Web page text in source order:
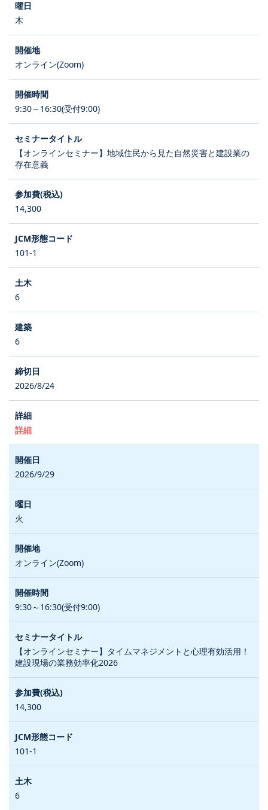
木
オンライン(Zoom)
9:30～16:30(受付9:00)
【オンラインセミナー】地域住民から見た自然災害と建設業の
存在意義
14,300
101-1
6
6
2026/8/24
詳細
2026/9/29
火
オンライン(Zoom)
9:30～16:30(受付9:00)
【オンラインセミナー】タイムマネジメントと心理有効活用！
建設現場の業務効率化2026
14,300
101-1
6